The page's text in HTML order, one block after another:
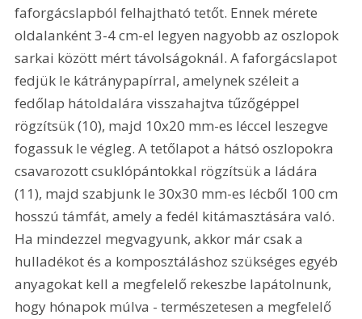
faforgácslapból felhajtható tetőt. Ennek mérete
oldalanként 3-4 cm-el legyen nagyobb az oszlopok
sarkai között mért távolságoknál. A faforgácslapot
fedjük le kátránypapírral, amelynek széleit a
fedőlap hátoldalára visszahajtva tűzőgéppel
rögzítsük (10), majd 10x20 mm-es léccel leszegve
fogassuk le végleg. A tetőlapot a hátsó oszlopokra
csavarozott csuklópántokkal rögzítsük a ládára
(11), majd szabjunk le 30x30 mm-es lécből 100 cm
hosszú támfát, amely a fedél kitámasztására való.
Ha mindezzel megvagyunk, akkor már csak a
hulladékot és a komposztáláshoz szükséges egyéb
anyagokat kell a megfelelő rekeszbe lapátolnunk,
hogy hónapok múlva - természetesen a megfelelő